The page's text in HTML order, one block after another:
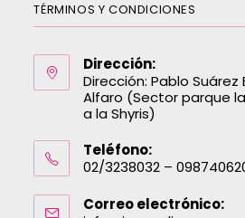
TÉRMINOS Y CONDICIONES
Dirección:
Dirección: Pablo Suárez
Alfaro (Sector parque
a la Shyris)
Teléfono:
02/3238032 –
Correo electrónico: